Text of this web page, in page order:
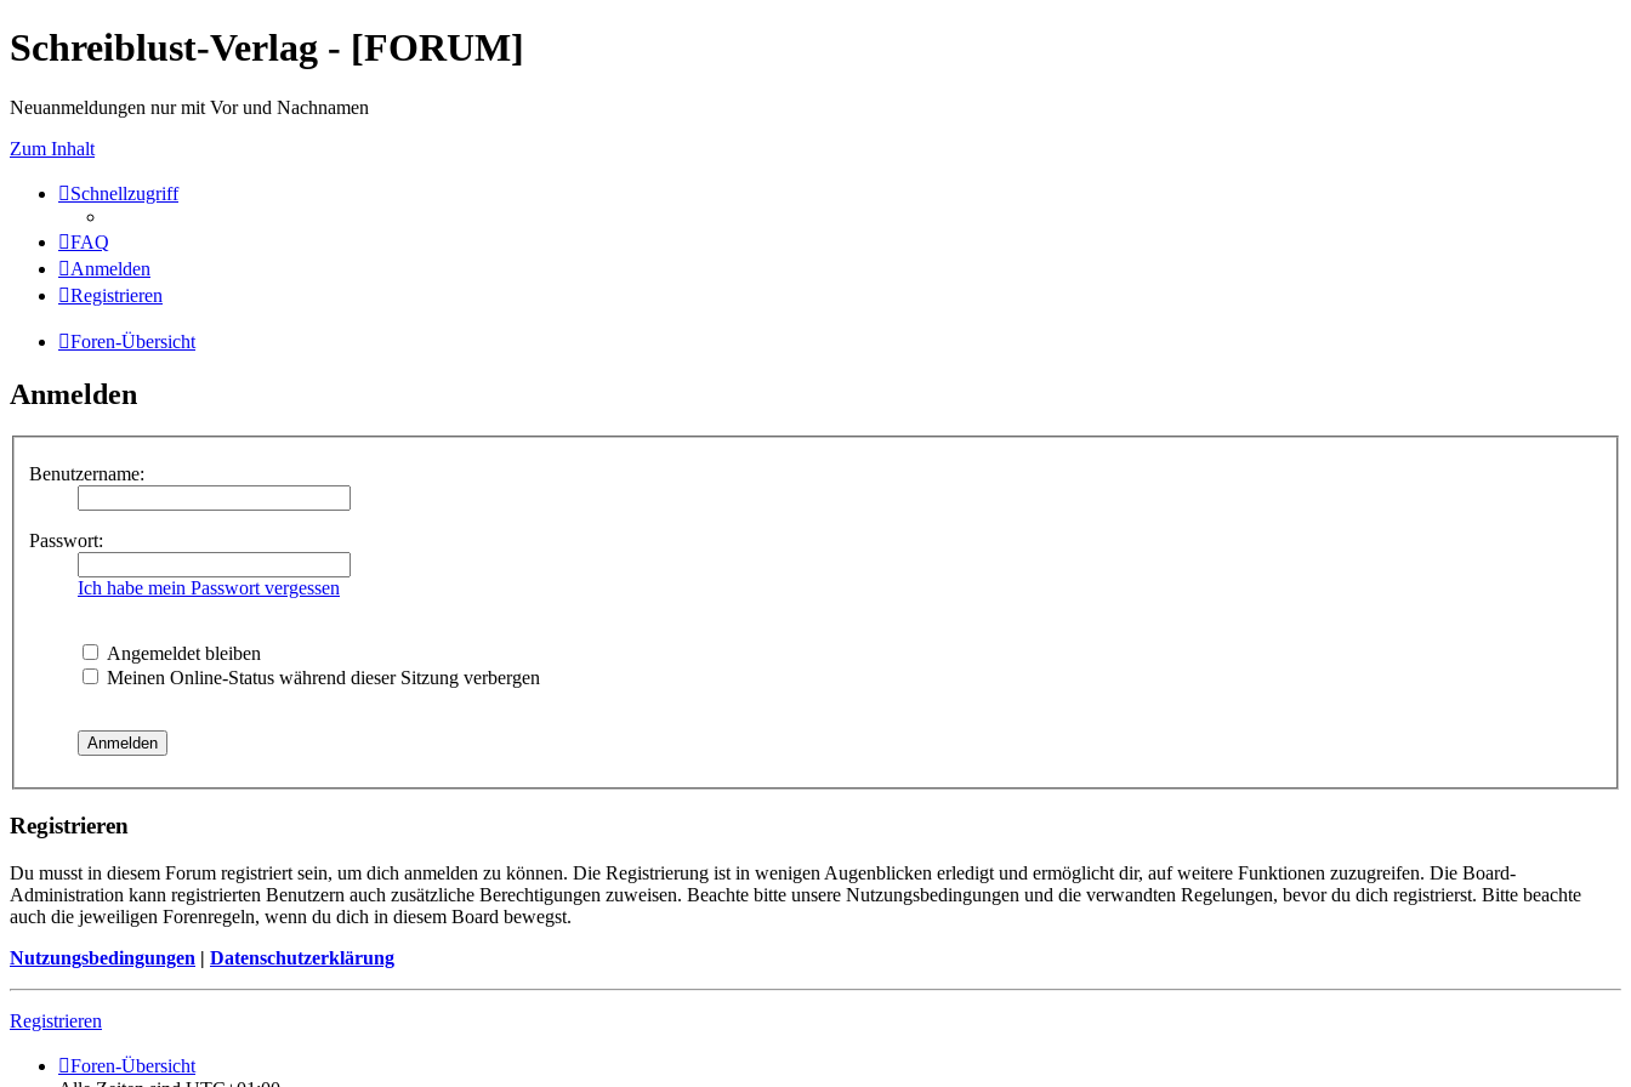
Schreiblust-Verlag - [FORUM]
Neuanmeldungen nur mit Vor und Nachnamen
Zum Inhalt
Schnellzugriff
FAQ
Anmelden
Registrieren
Foren-Übersicht
Anmelden
Benutzername:
Passwort:
Ich habe mein Passwort vergessen
Angemeldet bleiben
Meinen Online-Status während dieser Sitzung verbergen
Registrieren
Du musst in diesem Forum registriert sein, um dich anmelden zu können. Die Registrierung ist in wenigen Augenblicken erledigt und ermöglicht dir, auf weitere Funktionen zuzugreifen. Die Board-
Administration kann registrierten Benutzern auch zusätzliche Berechtigungen zuweisen. Beachte bitte unsere Nutzungsbedingungen und die verwandten Regelungen, bevor du dich registrierst. Bitte beachte
auch die jeweiligen Forenregeln, wenn du dich in diesem Board bewegst.
Nutzungsbedingungen | Datenschutzerklärung
Registrieren
Foren-Übersicht